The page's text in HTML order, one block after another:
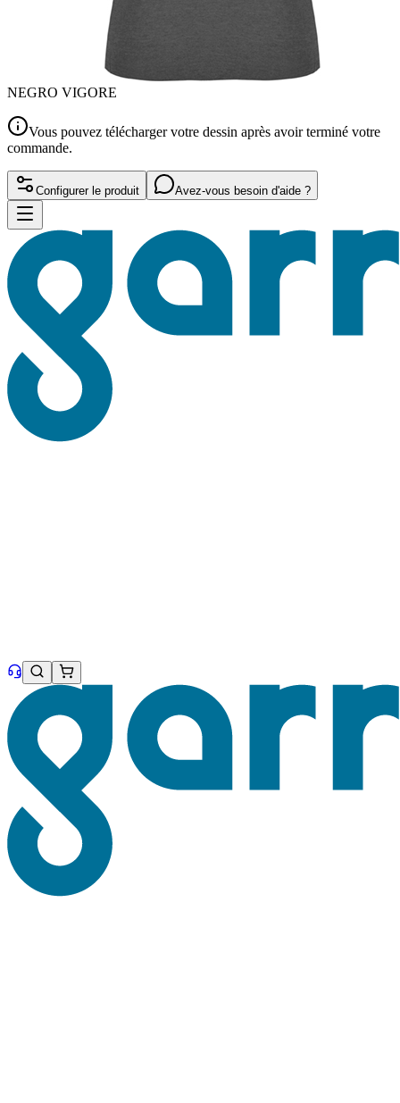
NEGRO VIGORE
Vous pouvez télécharger votre dessin après avoir terminé votre
commande.
Configurer le produit Avez-vous besoin d'aide ?